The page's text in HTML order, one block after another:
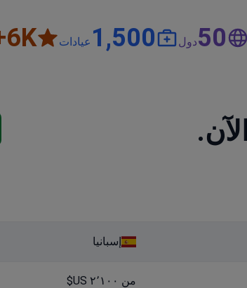
50دول 1,500 عيادات 6K+
إسبانيا
من ٢٬١٠٠ US$